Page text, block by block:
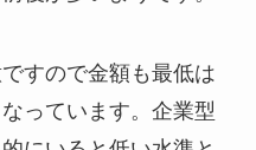
すので金額も最低は
っています。企業型